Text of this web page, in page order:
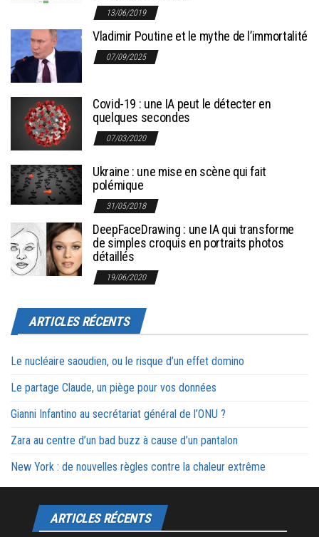
13/06/2019
Vladimir Poutine et le mythe de l’immortalité
07/09/2025
Covid-19 : une IA peut le détecter en
quelques secondes
07/03/2020
Ukraine : une mise en scène qui fait
polémique
31/05/2018
DeepFaceDrawing : une IA qui transforme
de simples croquis en portraits photos
détaillés
19/06/2020
ARTICLES RÉCENTS
Le nucléaire saoudien, ou le risque d’un effet domino
Le partage Claude, un piège pour vos données
Gianni Infantino au secrétariat général de l’ONU ?
Zara au centre d’un bad buzz à cause d’un pantalon
New York : de nouvelles règles contre la chaleur extrême
ARTICLES RÉCENTS